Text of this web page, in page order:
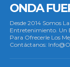
ONDA
Desde 2014 Somos
Entretenimiento. Un
Para Ofrecerle Los
Contáctanos: